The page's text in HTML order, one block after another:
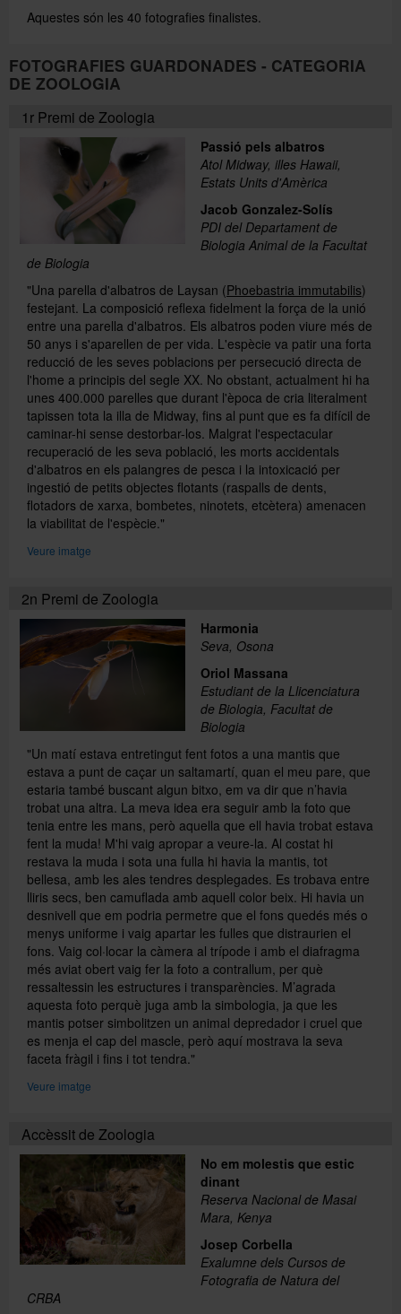
Aquestes són les 40 fotografies finalistes.
FOTOGRAFIES GUARDONADES - CATEGORIA
DE ZOOLOGIA
1r Premi de Zoologia
Passió pels albatros
Atol Midway, illes Hawaii,
Estats Units d'Amèrica
Jacob Gonzalez-Solís
PDI del Departament de
Biologia Animal de la Facultat
de Biologia
"Una parella d'albatros de Laysan (Phoebastria immutabilis)
festejant. La composició reflexa fidelment la força de la unió
entre una parella d'albatros. Els albatros poden viure més de
50 anys i s'aparellen de per vida. L'espècie va patir una forta
reducció de les seves poblacions per persecució directa de
l'home a principis del segle XX. No obstant, actualment hi ha
unes 400.000 parelles que durant l'època de cria literalment
tapissen tota la illa de Midway, fins al punt que es fa difícil de
caminar-hi sense destorbar-los. Malgrat l'espectacular
recuperació de les seva població, les morts accidentals
d'albatros en els palangres de pesca i la intoxicació per
ingestió de petits objectes flotants (raspalls de dents,
flotadors de xarxa, bombetes, ninotets, etcètera) amenacen
la viabilitat de l'espècie."
Veure imatge
2n Premi de Zoologia
Harmonia
Seva, Osona
Oriol Massana
Estudiant de la Llicenciatura
de Biologia, Facultat de
Biologia
"Un matí estava entretingut fent fotos a una mantis que
estava a punt de caçar un saltamartí, quan el meu pare, que
estaria també buscant algun bitxo, em va dir que n’havia
trobat una altra. La meva idea era seguir amb la foto que
tenia entre les mans, però aquella que ell havia trobat estava
fent la muda! M'hi vaig apropar a veure-la. Al costat hi
restava la muda i sota una fulla hi havia la mantis, tot
bellesa, amb les ales tendres desplegades. Es trobava entre
lliris secs, ben camuflada amb aquell color beix. Hi havia un
desnivell que em podria permetre que el fons quedés més o
menys uniforme i vaig apartar les fulles que distraurien el
fons. Vaig col·locar la càmera al trípode i amb el diafragma
més aviat obert vaig fer la foto a contrallum, per què
ressaltessin les estructures i transparències. M’agrada
aquesta foto perquè juga amb la simbologia, ja que les
mantis potser simbolitzen un animal depredador i cruel que
es menja el cap del mascle, però aquí mostrava la seva
faceta fràgil i fins i tot tendra."
Veure imatge
Accèssit de Zoologia
No em molestis que estic
dinant
Reserva Nacional de Masai
Mara, Kenya
Josep Corbella
Exalumne dels Cursos de
Fotografia de Natura del
CRBA